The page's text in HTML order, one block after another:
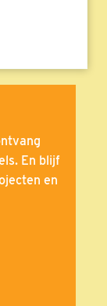
En blijf
en